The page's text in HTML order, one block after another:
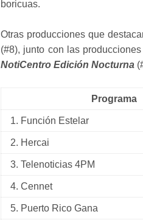
boricuas.
Otras producciones que
(#8), junto con las
NotiCentro Edición Nocturna
Programa
1. Función Estelar
2. Hercai
3. Telenoticias 4PM
4. Cennet
5. Puerto Rico Gana